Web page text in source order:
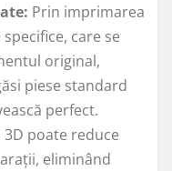
Prin imprimarea
care se
original,
piese standard
perfect.
poate reduce
eliminând